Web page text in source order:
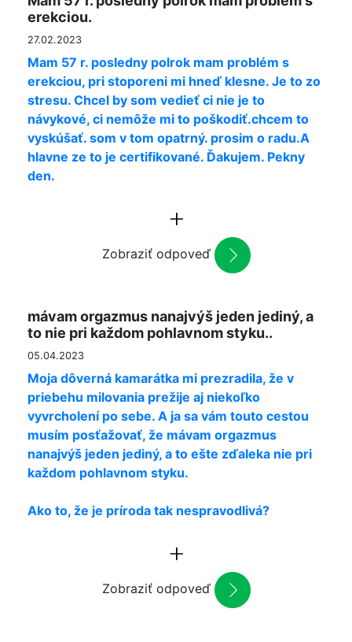
erekciou.
27.02.2023
Mam 57 r. posledny polrok mam problém s
erekciou, pri stoporeni mi hneď klesne. Je to zo
stresu. Chcel by som vedieť ci nie je to
návykové, ci nemôže mi to poškodiť.chcem to
vyskúšať. som v tom opatrný. prosim o radu.A
hlavne ze to je certifikované. Ďakujem. Pekny
den.
Zobraziť odpoveď
mávam orgazmus nanajvýš jeden jediný, a
to nie pri každom pohlavnom styku..
05.04.2023
Moja dôverná kamarátka mi prezradila, že v
priebehu milovania prežije aj niekoľko
vyvrcholení po sebe. A ja sa vám touto cestou
musím posťažovať, že mávam orgazmus
nanajvýš jeden jediný, a to ešte zďaleka nie pri
každom pohlavnom styku.
Ako to, že je príroda tak nespravodlivá?
Zobraziť odpoveď